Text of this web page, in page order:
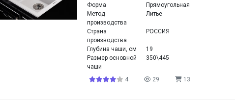
Форма
Прямоугольная
Метод
производства
Литье
Страна
производства
РОССИЯ
Глубина чаши, см
19
Размер основной
чаши
350\445
4 29 13